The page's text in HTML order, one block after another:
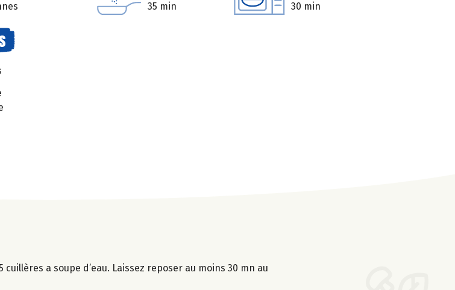
35 min 30 min
a soupe d’eau. Laissez reposer au moins 30 mn au